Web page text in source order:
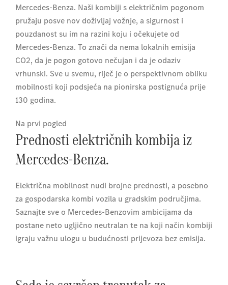
Mercedes-Benza. Naši kombiji s električnim pogonom
pružaju posve nov doživljaj vožnje, a sigurnost i
pouzdanost su im na razini koju i očekujete od
Mercedes-Benza. To znači da nema lokalnih emisija
CO2, da je pogon gotovo nečujan i da je odaziv
vrhunski. Sve u svemu, riječ je o perspektivnom obliku
mobilnosti koji podsjeća na pionirska postignuća prije
130 godina.
Na prvi pogled
Prednosti električnih kombija iz
Mercedes-Benza.
Električna mobilnost nudi brojne prednosti, a posebno
za gospodarska kombi vozila u gradskim područjima.
Saznajte sve o Mercedes-Benzovim ambicijama da
postane neto ugljično neutralan te na koji način kombiji
igraju važnu ulogu u budućnosti prijevoza bez emisija.